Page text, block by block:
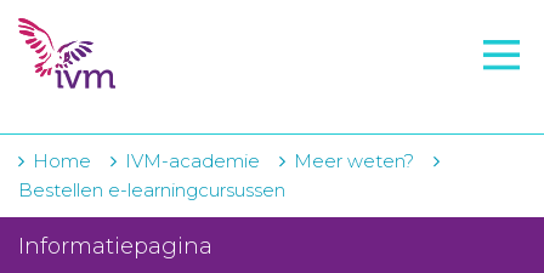
VMI
IVM-academie
Zorginstellingen
Voorschrijfgedrag
Home IVM-academie
Meer weten?
Bestellen e-learningcursussen
Informatiepagina